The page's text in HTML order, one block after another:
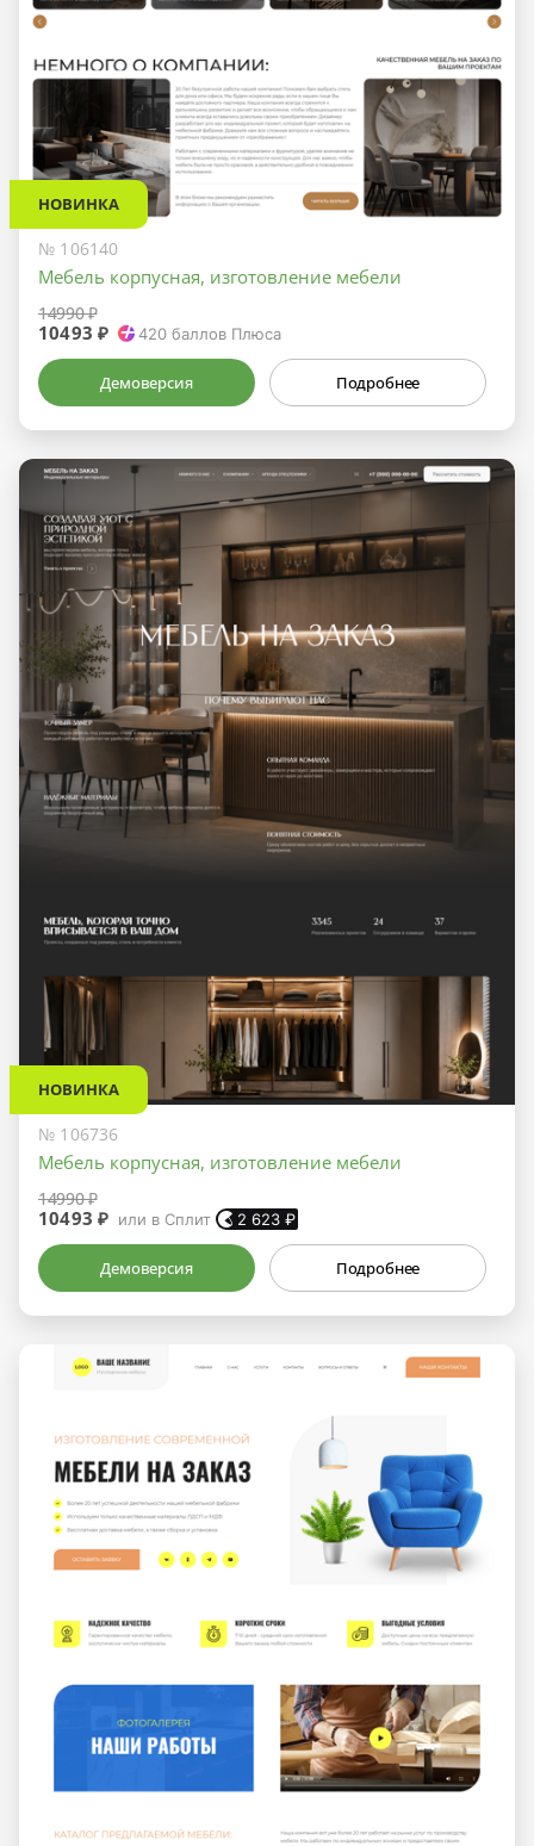
НОВИНКА
№ 106140
Мебель корпусная, изготовление мебели
14990 ₽
10493 ₽ 420 баллов Плюса
Демоверсия Подробнее
НОВИНКА
№ 106736
Мебель корпусная, изготовление мебели
14990 ₽
10493 ₽ или в Сплит 2 623 ₽
Демоверсия Подробнее